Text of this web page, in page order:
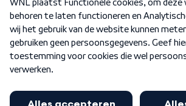
Nieuwsbrief
Word Lid